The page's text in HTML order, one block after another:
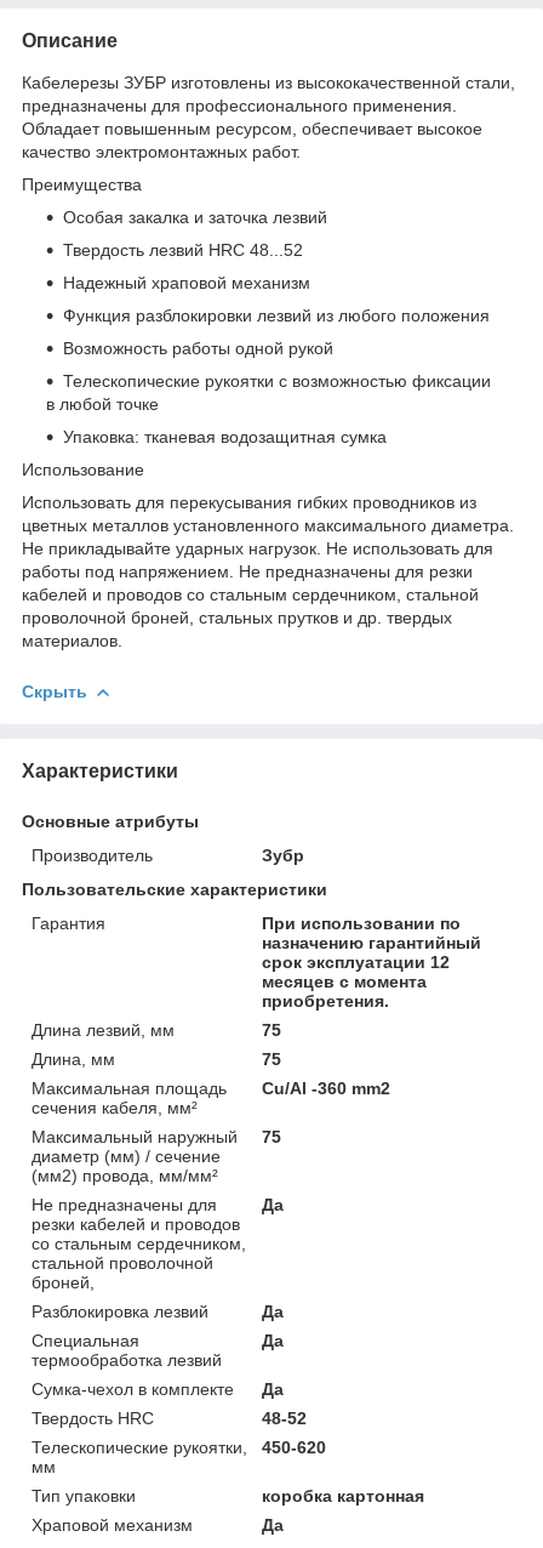
Описание
Кабелерезы ЗУБР изготовлены из высококачественной стали,
предназначены для профессионального применения.
Обладает повышенным ресурсом, обеспечивает высокое
качество электромонтажных работ.
Преимущества
Особая закалка и заточка лезвий
Твердость лезвий HRC 48...52
Надежный храповой механизм
Функция разблокировки лезвий из любого положения
Возможность работы одной рукой
Телескопические рукоятки с возможностью фиксации
в любой точке
Упаковка: тканевая водозащитная сумка
Использование
Использовать для перекусывания гибких проводников из
цветных металлов установленного максимального диаметра.
Не прикладывайте ударных нагрузок. Не использовать для
работы под напряжением. Не предназначены для резки
кабелей и проводов со стальным сердечником, стальной
проволочной броней, стальных прутков и др. твердых
материалов.
Скрыть
Характеристики
Основные атрибуты
Производитель
Зубр
Пользовательские характеристики
Гарантия
При использовании по
назначению гарантийный
срок эксплуатации 12
месяцев с момента
приобретения.
Длина лезвий, мм
75
Длина, мм
75
Максимальная площадь
сечения кабеля, мм²
Cu/Al -360 mm2
Максимальный наружный
диаметр (мм) / сечение
(мм2) провода, мм/мм²
75
Не предназначены для
резки кабелей и проводов
со стальным сердечником,
стальной проволочной
броней,
Да
Разблокировка лезвий
Да
Специальная
термообработка лезвий
Да
Сумка-чехол в комплекте
Да
Твердость HRC
48-52
Телескопические рукоятки,
мм
450-620
Тип упаковки
коробка картонная
Храповой механизм
Да